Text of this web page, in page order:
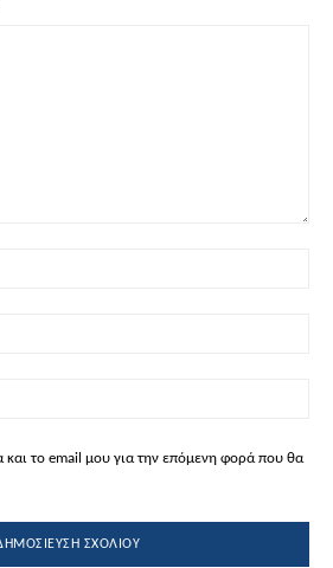
το email μου για την επόμενη φορά που θα